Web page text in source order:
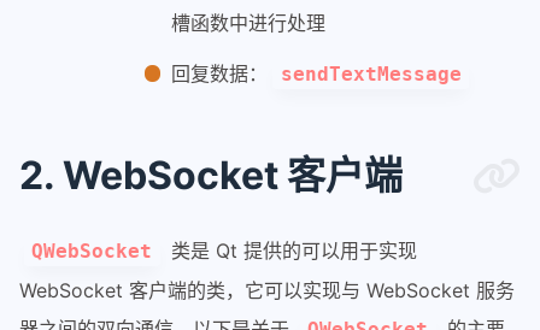
槽函数中进行处理
回复数据： sendTextMessage
2. WebSocket 客户端
QWebSocket
类是 Qt 提供的可以用于实现
WebSocket 客户端的类，它可以实现与 WebSocket 服务